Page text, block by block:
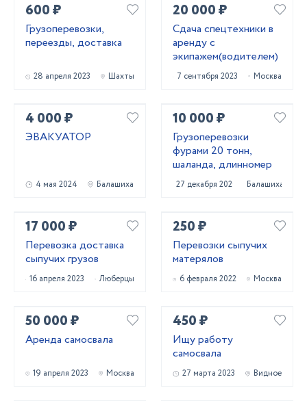
600 ₽
Грузоперевозки,
переезды, доставка
28 апреля 2023 Шахты
20 000 ₽
Сдача спецтехники в
аренду с
экипажем(водителем)
7 сентября 2023 Москва
4 000 ₽
ЭВАКУАТОР
4 мая 2024 Балашиха
10 000 ₽
Грузоперевозки
фурами 20 тонн,
шаланда, длинномер
27 декабря 2020 Балашиха
17 000 ₽
Перевозка доставка
сыпучих грузов
16 апреля 2023 Люберцы
250 ₽
Перевозки сыпучих
матерялов
6 февраля 2022 Москва
50 000 ₽
Аренда самосвала
19 апреля 2023 Москва
450 ₽
Ищу работу
самосвала
27 марта 2023 Видное